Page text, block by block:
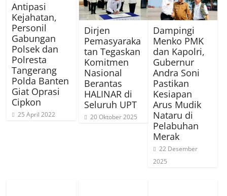
Antipasi
Kejahatan,
Personil
Gabungan
Polsek dan
Polresta
Tangerang
Polda Banten
Giat Oprasi
Cipkon
25 April 2022
Dirjen
Pemasyaraka
tan Tegaskan
Komitmen
Nasional
Berantas
HALINAR di
Seluruh UPT
20 Oktober 2025
Dampingi
Menko PMK
dan Kapolri,
Gubernur
Andra Soni
Pastikan
Kesiapan
Arus Mudik
Nataru di
Pelabuhan
Merak
22 Desember
2025